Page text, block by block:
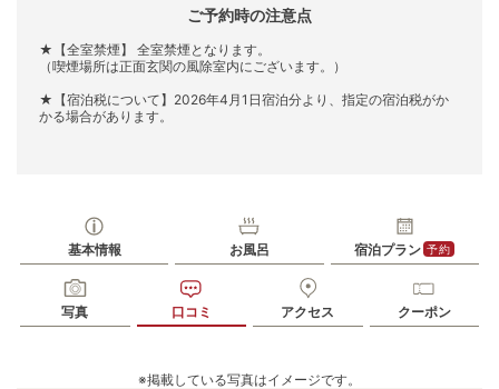
ご予約時の注意点
★【全室禁煙】 全室禁煙となります。
（喫煙場所は正面玄関の風除室内にございます。）
★【宿泊税について】2026年4月1日宿泊分より、指定の宿泊税がか
かる場合があります。
基本情報 お風呂 宿泊プラン 予約
写真 口コミ アクセス クーポン
※掲載している写真はイメージです。